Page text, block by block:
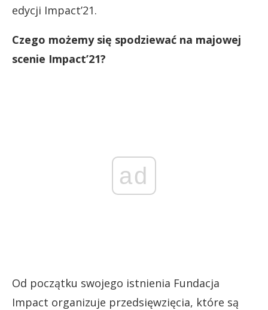
edycji Impact’21.
Czego możemy się spodziewać na majowej
scenie Impact’21?
ad
Od początku swojego istnienia Fundacja
Impact organizuje przedsięwzięcia, które są